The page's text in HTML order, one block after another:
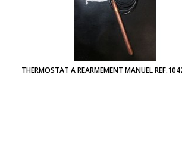
THERMOSTAT A REARMEMENT MANUEL